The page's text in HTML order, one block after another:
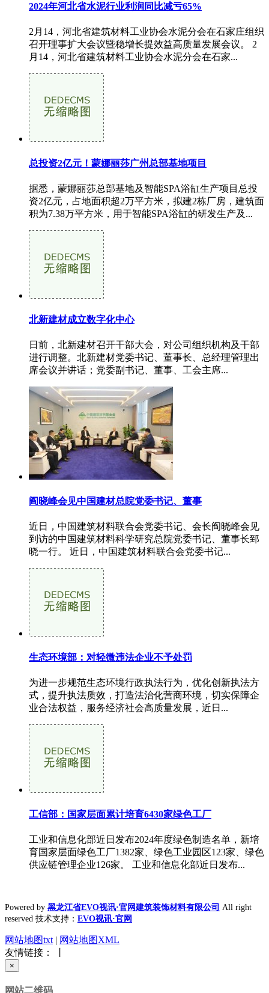
2024年河北省水泥行业利润同比减亏65%
2月14，河北省建筑材料工业协会水泥分会在石家庄组织
召开理事扩大会议暨稳增长提效益高质量发展会议。 2
月14，河北省建筑材料工业协会水泥分会在石家...
总投资2亿元！蒙娜丽莎广州总部基地项目
据悉，蒙娜丽莎总部基地及智能SPA浴缸生产项目总投
资2亿元，占地面积超2万平方米，拟建2栋厂房，建筑面
积为7.38万平方米，用于智能SPA浴缸的研发生产及...
北新建材成立数字化中心
日前，北新建材召开干部大会，对公司组织机构及干部
进行调整。北新建材党委书记、董事长、总经理管理出
席会议并讲话；党委副书记、董事、工会主席...
阎晓峰会见中国建材总院党委书记、董事
近日，中国建筑材料联合会党委书记、会长阎晓峰会见
到访的中国建筑材料科学研究总院党委书记、董事长郅
晓一行。 近日，中国建筑材料联合会党委书记...
生态环境部：对轻微违法企业不予处罚
为进一步规范生态环境行政执法行为，优化创新执法方
式，提升执法质效，打造法治化营商环境，切实保障企
业合法权益，服务经济社会高质量发展，近日...
工信部：国家层面累计培育6430家绿色工厂
工业和信息化部近日发布2024年度绿色制造名单，新培
育国家层面绿色工厂1382家、绿色工业园区123家、绿色
供应链管理企业126家。 工业和信息化部近日发布...
Powered by 黑龙江省EVO视讯·官网建筑装饰材料有限公司 All right
reserved 技术支持： EVO视讯·官网
网站地图txt | 网站地图XML
友情链接： 丨
×
网站二维码